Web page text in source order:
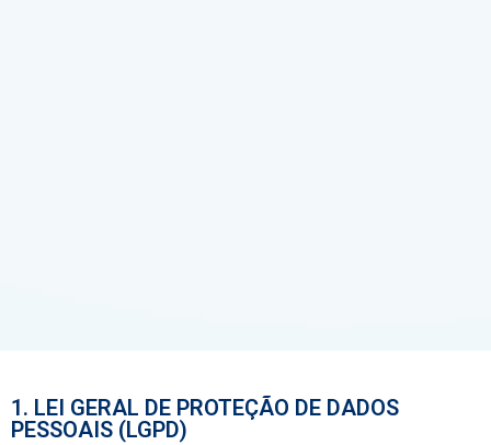
1. LEI GERAL DE PROTEÇÃO DE DADOS
PESSOAIS (LGPD)